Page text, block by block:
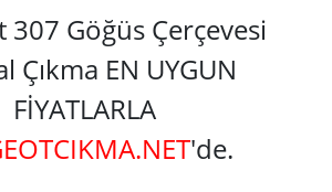
307 Göğüs Çerçevesi
Çıkma EN UYGUN
FİYATLARLA
'de.